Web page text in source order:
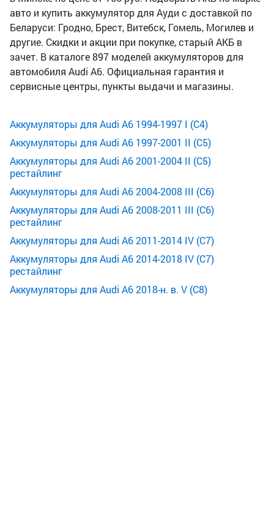
авто и купить аккумулятор для Ауди с доставкой по
Беларуси: Гродно, Брест, Витебск, Гомель, Могилев и
другие. Скидки и акции при покупке, старый АКБ в
зачет. В каталоге 897 моделей аккумуляторов для
автомобиля Audi A6. Официальная гарантия и
сервисные центры, пункты выдачи и магазины.
Аккумуляторы для Audi A6 1994-1997 I (C4)
Аккумуляторы для Audi A6 1997-2001 II (C5)
Аккумуляторы для Audi A6 2001-2004 II (C5)
рестайлинг
Аккумуляторы для Audi A6 2004-2008 III (C6)
Аккумуляторы для Audi A6 2008-2011 III (C6)
рестайлинг
Аккумуляторы для Audi A6 2011-2014 IV (C7)
Аккумуляторы для Audi A6 2014-2018 IV (C7)
рестайлинг
Аккумуляторы для Audi A6 2018-н. в. V (C8)